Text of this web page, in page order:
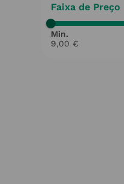
Faixa de Preço
9,00 €